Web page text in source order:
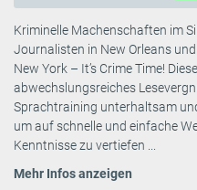
Kriminelle Machenschaften im
Journalisten in New Orleans
New York – It’s Crime Time!
abwechslungsreiches
Sprachtraining unterhaltsam
um auf schnelle und einfache
Kenntnisse zu vertiefen ...
Mehr Infos anzeigen